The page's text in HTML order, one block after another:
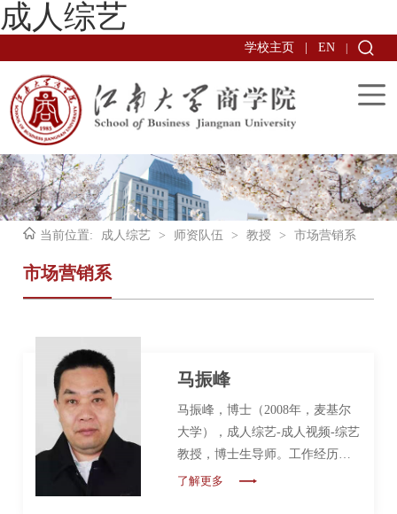
成人综艺
学校主页 EN
当前位置: 成人综艺 > 师资队伍 > 教授 > 市场营销系
市场营销系
马振峰
马振峰，博士（2008年，麦基尔
大学），成人综艺-成人视频-综艺
教授，博士生导师。工作经历
2019至今：成人综艺-成人视频-综
了解更多